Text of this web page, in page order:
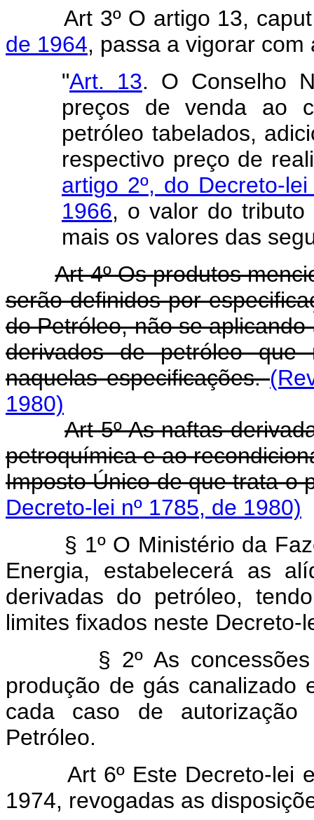
Art 3º O artigo 13,
de 1964, passa a vigorar
"Art. 13. O Conselho
preços de venda ao
petróleo tabelados,
respectivo preço de
artigo 2º, do Decreto-
1966, o valor do
mais os valores das
Art 4º Os produtos
serão definidos por
do Petróleo, não se
derivados de petróleo que
naquelas especificações.
1980)
Art 5º As naftas
petroquímica e ao
Imposto Único de que trata o
Decreto-lei nº 1785, de 1980)
§ 1º O Ministério da
Energia, estabelecerá as
derivadas do petróleo,
limites fixados neste Decreto-
§ 2º As concessões
produção de gás canalizado
cada caso de
Petróleo.
Art 6º Este Decreto-lei
1974, revogadas as